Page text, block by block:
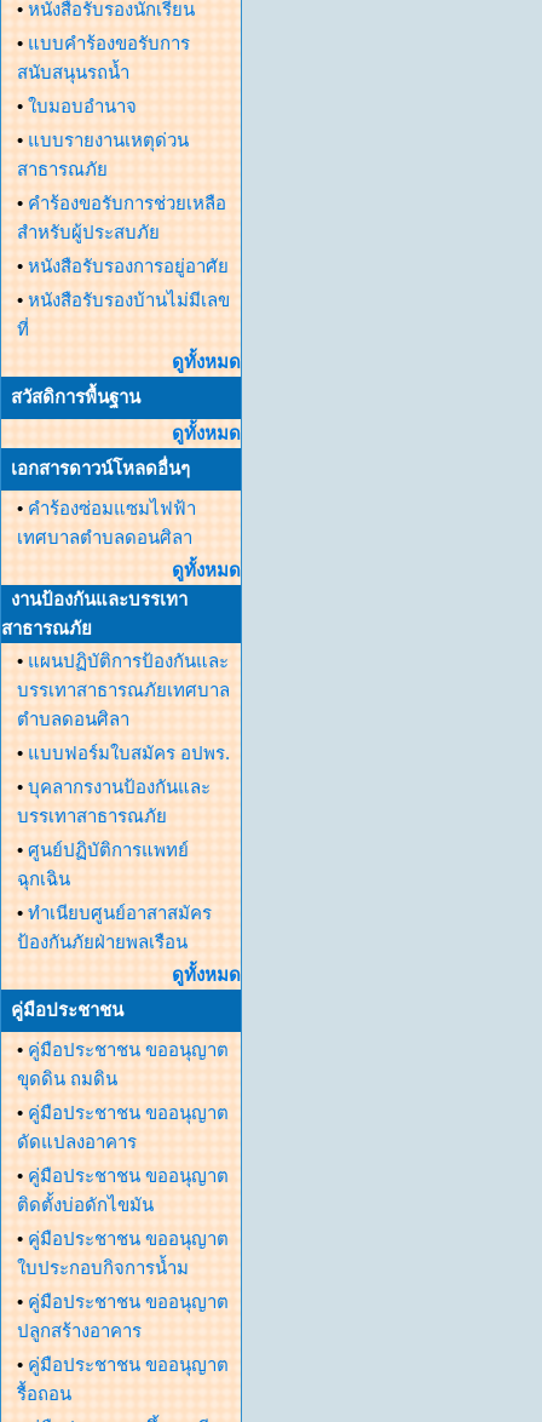
• หนังสือรับรองนักเรียน
• แบบคำร้องขอรับการ
สนับสนุนรถน้ำ
• ใบมอบอำนาจ
• แบบรายงานเหตุด่วน
สาธารณภัย
• คำร้องขอรับการช่วยเหลือ
สำหรับผู้ประสบภัย
• หนังสือรับรองการอยู่อาศัย
• หนังสือรับรองบ้านไม่มีเลข
ที่
ดูทั้งหมด
สวัสดิการพื้นฐาน
ดูทั้งหมด
เอกสารดาวน์โหลดอื่นๆ
• คำร้องซ่อมแซมไฟฟ้า
เทศบาลตำบลดอนศิลา
ดูทั้งหมด
งานป้องกันและบรรเทา
สาธารณภัย
• แผนปฏิบัติการป้องกันและ
บรรเทาสาธารณภัยเทศบาล
ตำบลดอนศิลา
• แบบฟอร์มใบสมัคร อปพร.
• บุคลากรงานป้องกันและ
บรรเทาสาธารณภัย
• ศูนย์ปฏิบัติการแพทย์
ฉุกเฉิน
• ทำเนียบศูนย์อาสาสมัคร
ป้องกันภัยฝ่ายพลเรือน
ดูทั้งหมด
คู่มือประชาชน
• คู่มือประชาชน ขออนุญาต
ขุดดิน ถมดิน
• คู่มือประชาชน ขออนุญาต
ดัดแปลงอาคาร
• คู่มือประชาชน ขออนุญาต
ติดตั้งบ่อดักไขมัน
• คู่มือประชาชน ขออนุญาต
ใบประกอบกิจการน้ำม
• คู่มือประชาชน ขออนุญาต
ปลูกสร้างอาคาร
• คู่มือประชาชน ขออนุญาต
รื้อถอน